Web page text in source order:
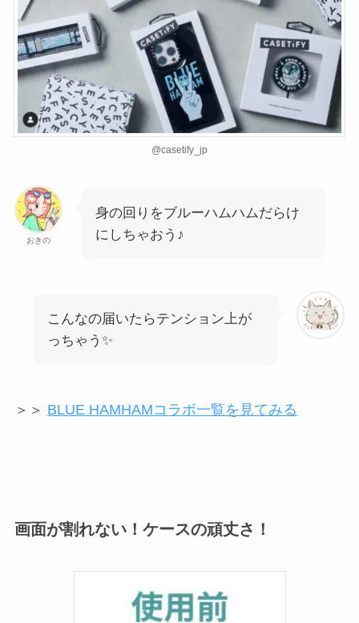
@casetify_jp
おきの
身の回りをブルーハムハムだらけ
にしちゃおう♪
こんなの届いたらテンション上が
っちゃう✨
＞＞ BLUE HAMHAMコラボ一覧を見てみる
画面が割れない！ケースの頑丈さ！